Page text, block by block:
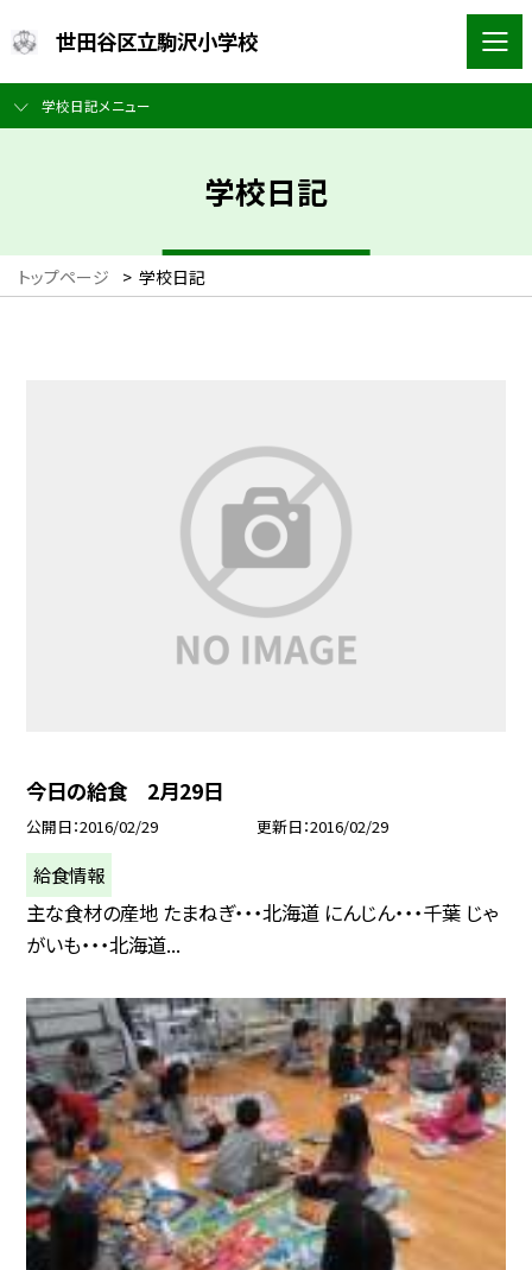
世田谷区立駒沢小学校
学校日記メニュー
学校日記
トップページ > 学校日記
今日の給食 2月29日
公開日 2016/02/29 更新日 2016/02/29
給食情報
主な食材の産地 たまねぎ・・・北海道 にんじん・・・千葉 じゃ
がいも・・・北海道...